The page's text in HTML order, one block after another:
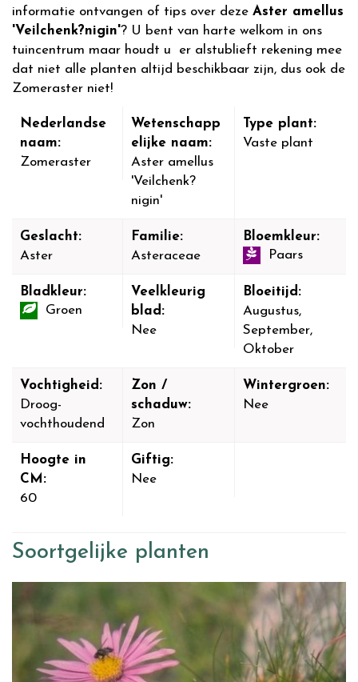
informatie ontvangen of tips over deze Aster amellus
'Veilchenk?nigin'? U bent van harte welkom in ons
tuincentrum maar houdt u er alstublieft rekening mee
dat niet alle planten altijd beschikbaar zijn, dus ook de
Zomeraster niet!
Nederlandse
naam:
Zomeraster
Wetenschapp
elijke naam:
Aster amellus
'Veilchenk?
nigin'
Type plant:
Vaste plant
Geslacht:
Aster
Familie:
Asteraceae
Bloemkleur:
Paars
Bladkleur:
Groen
Veelkleurig
blad:
Nee
Bloeitijd:
Augustus,
September,
Oktober
Vochtigheid:
Droog-
vochthoudend
Zon /
schaduw:
Zon
Wintergroen:
Nee
Hoogte in
CM:
60
Giftig:
Nee
Soortgelijke planten